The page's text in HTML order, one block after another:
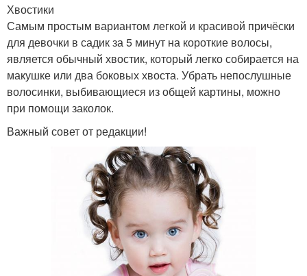
Хвостики
Самым простым вариантом легкой и красивой причёски
для девочки в садик за 5 минут на короткие волосы,
является обычный хвостик, который легко собирается на
макушке или два боковых хвоста. Убрать непослушные
волосинки, выбивающиеся из общей картины, можно
при помощи заколок.
Важный совет от редакции!